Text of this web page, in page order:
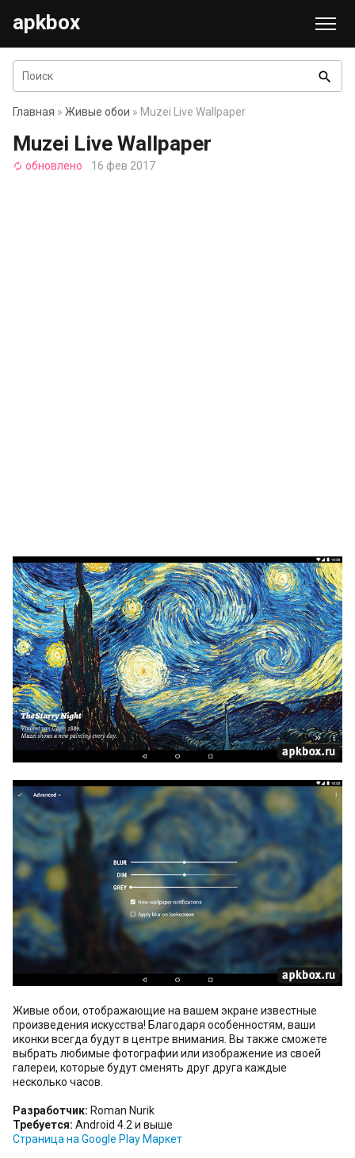
apkbox
search
Главная » Живые обои » Muzei Live Wallpaper
Muzei Live Wallpaper
autorenew обновлено 16 фев 2017
Живые обои, отображающие на вашем экране известные
произведения искусства! Благодаря особенностям, ваши
иконки всегда будут в центре внимания. Вы также сможете
выбрать любимые фотографии или изображение из своей
галереи, которые будут сменять друг друга каждые
несколько часов.
Разработчик: Roman Nurik
Требуется: Android 4.2 и выше
Страница на Google Play Маркет